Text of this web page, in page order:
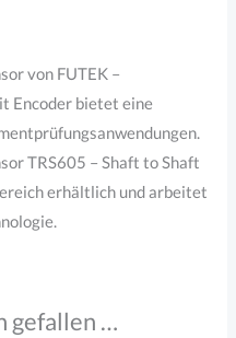
von FUTEK –
Encoder bietet eine
TRS605 – Shaft to Shaft
erhältlich und arbeitet
gefallen …